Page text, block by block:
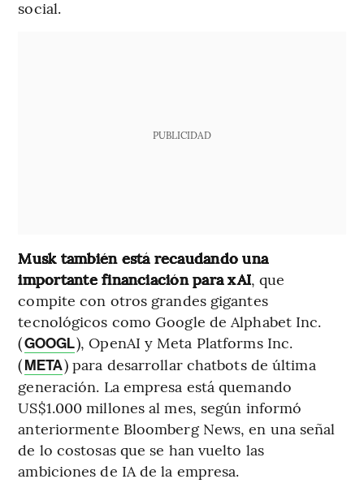
social.
PUBLICIDAD
Musk también está recaudando una
importante financiación para xAI, que
compite con otros grandes gigantes
tecnológicos como Google de Alphabet Inc.
(GOOGL), OpenAI y Meta Platforms Inc.
(META) para desarrollar chatbots de última
generación. La empresa está quemando
US$1.000 millones al mes, según informó
anteriormente Bloomberg News, en una señal
de lo costosas que se han vuelto las
ambiciones de IA de la empresa.